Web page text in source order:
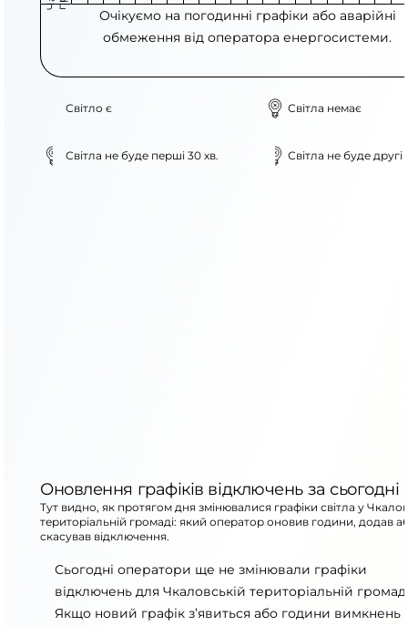
Очікуємо на погодинні графіки або аварійні
обмеження від оператора енергосистеми.
Світло є Світла немає
Світла не буде перші 30 хв. Світла не буде другі
Оновлення графіків відключень за сьогодні
Тут видно, як протягом дня змінювалися графіки світла у
територіальній громаді: який оператор оновив години, додав
скасував відключення.
Сьогодні оператори ще не змінювали графіки
відключень для Чкаловській територіальній
Якщо новий графік з’явиться або години вимкнень